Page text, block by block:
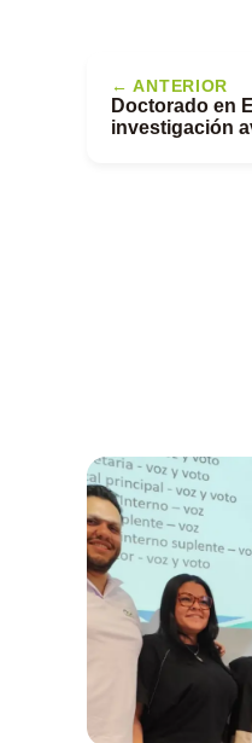
← ANTERIOR
Doctorado en
investigación